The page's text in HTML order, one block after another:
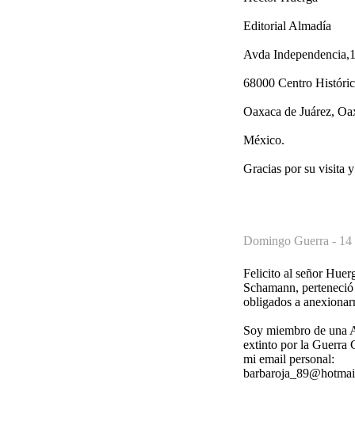
Editorial Almadía
Avda
68000 Centro
Oaxaca de Juárez,
México.
Gracias por su visita
Domingo Guerra - 14
Felicito al señor
Schamann,
obligados a
Soy miembro de una
extinto por la Guerra
mi email personal: